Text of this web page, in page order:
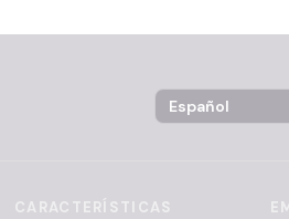
Language
CARACTERÍSTICAS